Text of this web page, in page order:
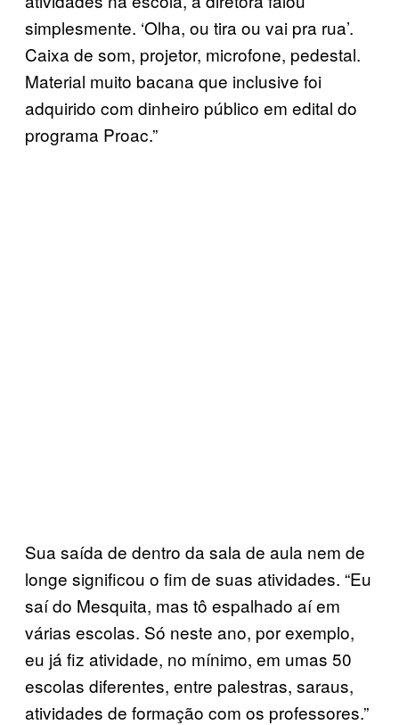
simplesmente. ‘Olha, ou tira ou vai pra rua’.
Caixa de som, projetor, microfone, pedestal.
Material muito bacana que inclusive foi
adquirido com dinheiro público em edital do
programa Proac.”
Sua saída de dentro da sala de aula nem de
longe significou o fim de suas atividades. “Eu
saí do Mesquita, mas tô espalhado aí em
várias escolas. Só neste ano, por exemplo,
eu já fiz atividade, no mínimo, em umas 50
escolas diferentes, entre palestras, saraus,
atividades de formação com os professores.”